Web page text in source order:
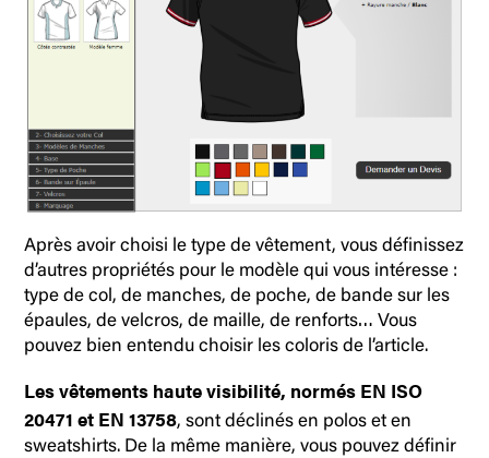
Après avoir choisi le type de vêtement, vous définissez
d’autres propriétés pour le modèle qui vous intéresse :
type de col, de manches, de poche, de bande sur les
épaules, de velcros, de maille, de renforts… Vous
pouvez bien entendu choisir les coloris de l’article.
Les vêtements haute visibilité, normés EN ISO
20471 et EN 13758, sont déclinés en polos et en
sweatshirts. De la même manière, vous pouvez définir